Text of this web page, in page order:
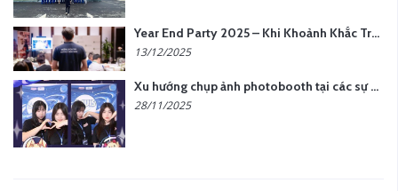
Year End Party 2025 – Khi Khoảnh Khắc Trở Thành Dấu Ấn | Gói Ưu Đãi Tháng 12 Từ YCN Media
13/12/2025
Xu hướng chụp ảnh photobooth tại các sự kiện hiện nay
28/11/2025